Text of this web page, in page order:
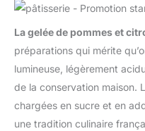
La gelée de pommes et
préparations qui mérite
lumineuse, légèrement
de la conservation maison.
chargées en sucre et en
une tradition culinaire